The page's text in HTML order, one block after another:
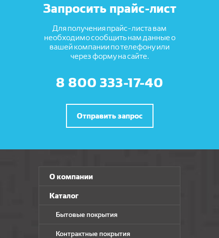
Запросить прайс-лист
Для получения прайс-листа вам
необходимо сообщить нам данные о
вашей компании по телефону или
через форму на сайте.
8 800 333-17-40
Отправить запрос
О компании
Каталог
Бытовые покрытия
Контрактные покрытия